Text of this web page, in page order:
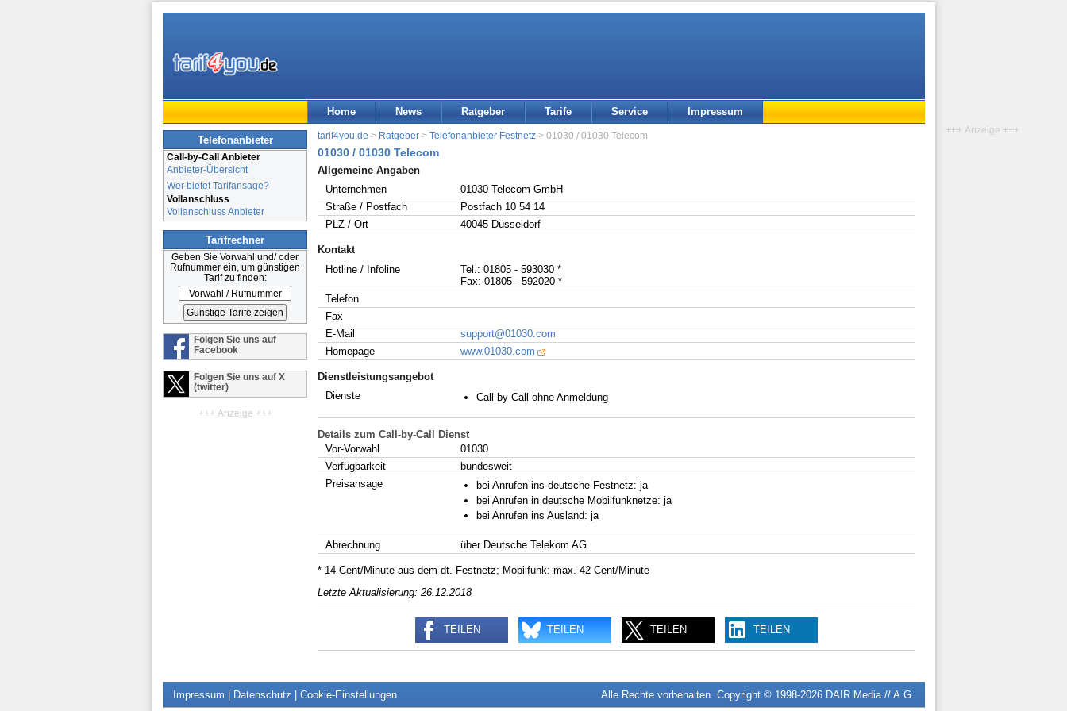
Home News Ratgeber Tarife Service Impressum
Telefonanbieter
Call-by-Call Anbieter
Anbieter-Übersicht
Wer bietet Tarifansage?
Vollanschluss
Vollanschluss Anbieter
Tarifrechner
Geben Sie Vorwahl und/ oder
Rufnummer ein, um günstigen
Tarif zu finden:
Folgen Sie uns auf
Facebook
Folgen Sie uns auf X
(twitter)
+++ Anzeige +++
tarif4you.de > Ratgeber > Telefonanbieter Festnetz > 01030 / 01030 Telecom
01030 / 01030 Telecom
Allgemeine Angaben
Unternehmen
01030 Telecom GmbH
Straße / Postfach
Postfach 10 54 14
PLZ / Ort
40045 Düsseldorf
Kontakt
Hotline / Infoline
Tel.: 01805 - 593030 *
Fax: 01805 - 592020 *
Telefon
Fax
E-Mail
support@01030.com
Homepage
www.01030.com
Dienstleistungsangebot
Dienste
Call-by-Call ohne Anmeldung
Details zum Call-by-Call Dienst
Vor-Vorwahl
01030
Verfügbarkeit
bundesweit
Preisansage
bei Anrufen ins deutsche Festnetz: ja
bei Anrufen in deutsche Mobilfunknetze: ja
bei Anrufen ins Ausland: ja
Abrechnung über Deutsche Telekom AG
* 14 Cent/Minute aus dem dt. Festnetz; Mobilfunk: max. 42 Cent/Minute
Letzte Aktualisierung: 26.12.2018
TEILEN TEILEN TEILEN TEILEN
+++ Anzeige +++
Alle Rechte vorbehalten. Copyright © 1998-2026 DAIR Media // A.G.
Impressum Datenschutz Cookie-Einstellungen